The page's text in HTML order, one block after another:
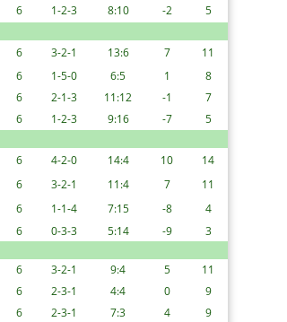
6 1-2-3 8:10 -2
5
6 3-2-1 13:6 7
11
6 1-5-0 6:5 1
8
6 2-1-3 11:12 -1
7
6 1-2-3 9:16 -7
5
6 4-2-0 14:4 10
14
6 3-2-1 11:4 7
11
6 1-1-4 7:15 -8
4
6 0-3-3 5:14 -9
3
6 3-2-1 9:4 5
11
6 2-3-1 4:4 0
9
6 2-3-1 7:3 4
9